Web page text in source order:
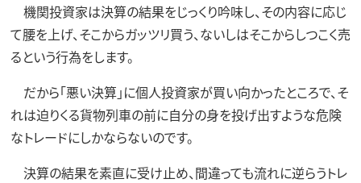
機関投資家は決算の結果をじっくり吟味し、その内容に応じ
て腰を上げ、そこからガッツリ買う、ないしはそこからしつこく売
るという行為をします。
だから「悪い決算」に個人投資家が買い向かったところで、そ
れは迫りくる貨物列車の前に自分の身を投げ出すような危険
なトレードにしかならないのです。
決算の結果を素直に受け止め、間違っても流れに逆らうトレ